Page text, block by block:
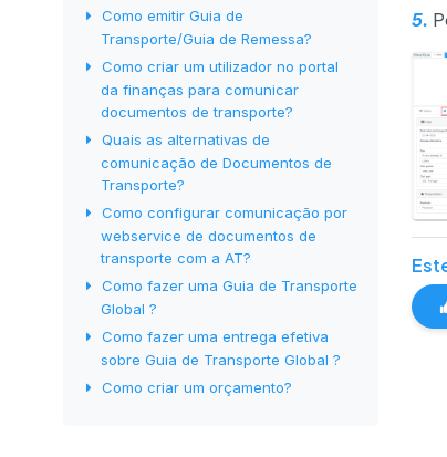
Como emitir Guia de
Transporte/Guia de Remessa?
Como criar um utilizador no portal
da finanças para comunicar
documentos de transporte?
Quais as alternativas de
comunicação de Documentos de
Transporte?
Como configurar comunicação por
webservice de documentos de
transporte com a AT?
Como fazer uma Guia de Transporte
Global ?
Como fazer uma entrega efetiva
sobre Guia de Transporte Global ?
Como criar um orçamento?
5.